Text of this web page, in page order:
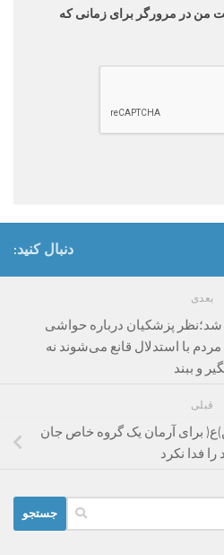
من در مرورگر برای زمانی که
دنبال کنید:
بعدی
شد؛نظر پزشکیان درباره حواشی
با استدلال قانع می‌شوند نه
و ببند
قبلی
برای آرمان یک گروه خاص جان
را فدا نکرد